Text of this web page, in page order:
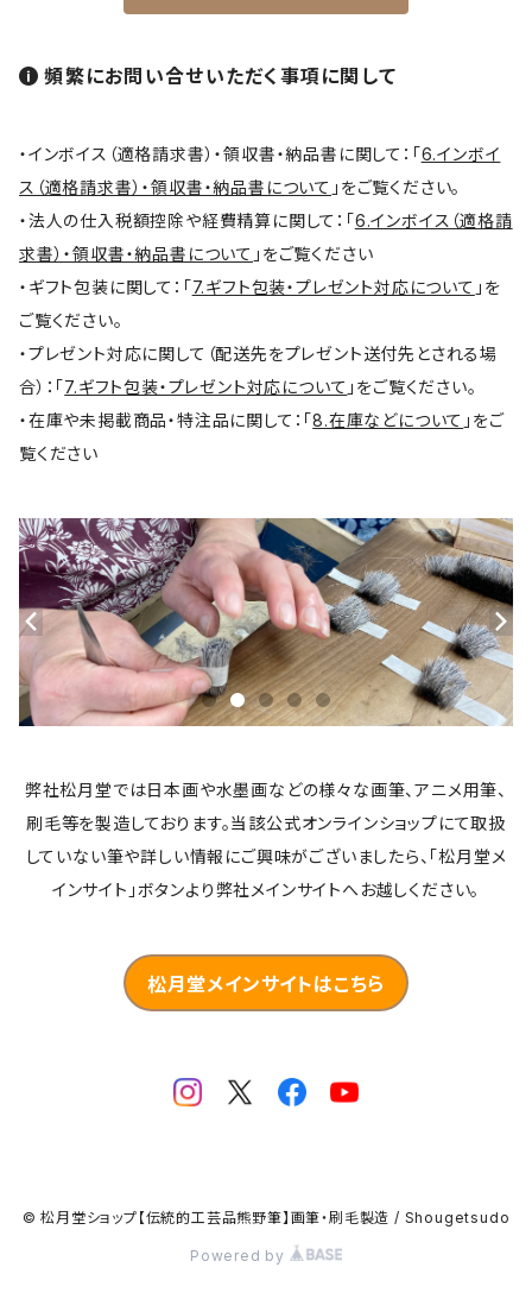
連筆/Renpitsu
頻繁にお問い合せいただく事項に関して
・インボイス（適格請求書）・領収書・納品書に関して：「6.インボイ
ス（適格請求書）・領収書・納品書について 」をご覧ください。
・法人の仕入税額控除や経費精算に関して：「6.インボイス（適格請
求書）・領収書・納品書について 」をご覧ください
・ギフト包装に関して：「7.ギフト包装・プレゼント対応について 」を
ご覧ください。
・プレゼント対応に関して（配送先をプレゼント送付先とされる場
合）：「7.ギフト包装・プレゼント対応について 」をご覧ください。
・在庫や未掲載商品・特注品に関して：「8.在庫などについて 」をご
覧ください
弊社松月堂では日本画や水墨画などの様々な画筆、アニメ用筆、
刷毛等を製造しております。当該公式オンラインショップにて取扱
していない筆や詳しい情報にご興味がございましたら、「松月堂メ
インサイト」ボタンより弊社メインサイトへお越しください。
松月堂メインサイトはこちら
© 松月堂ショップ【伝統的工芸品熊野筆】画筆・刷毛製造 / Shougetsudo
Powered by